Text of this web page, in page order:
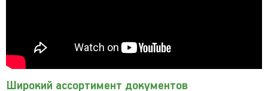
Широкий ассортимент документов